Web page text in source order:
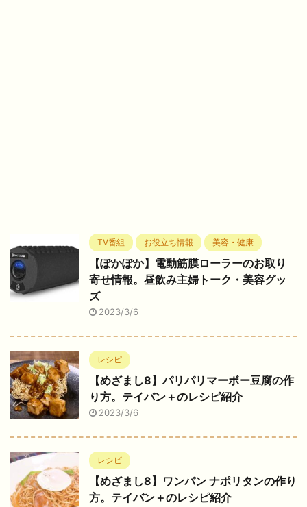
TV番組 お役立ち情報 美容・健康
【ぽかぽか】電動筋膜ローラーのお取り
寄せ情報。昼飲み主婦トーク・美容グッ
ズ
2023/3/6
レシピ
【めざまし8】パリパリマーボー豆腐の作
り方。テイバン＋のレシピ紹介
2023/3/6
レシピ
【めざまし8】ワンパン ナポリタンの作り
方。テイバン＋のレシピ紹介